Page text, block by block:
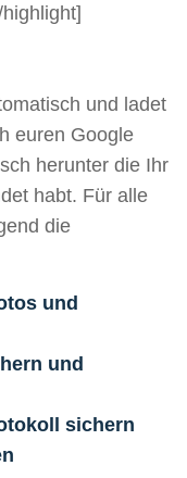
und ladet
euren Google
herunter die Ihr
habt. Für alle
die
und
und
sichern